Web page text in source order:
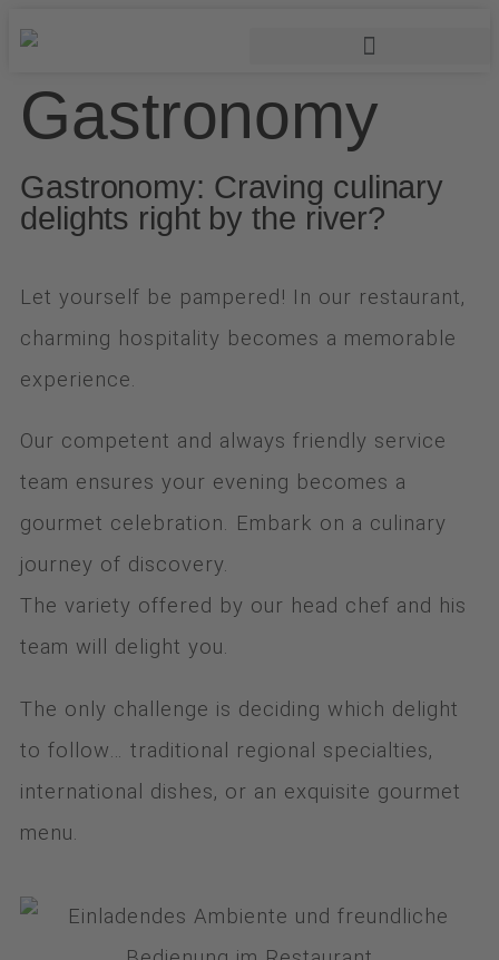
Gastronomy
Gastronomy: Craving culinary
delights right by the river?
Let yourself be pampered! In our restaurant,
charming hospitality becomes a memorable
experience.
Our competent and always friendly service
team ensures your evening becomes a
gourmet celebration. Embark on a culinary
journey of discovery.
The variety offered by our head chef and his
team will delight you.
The only challenge is deciding which delight
to follow… traditional regional specialties,
international dishes, or an exquisite gourmet
menu.